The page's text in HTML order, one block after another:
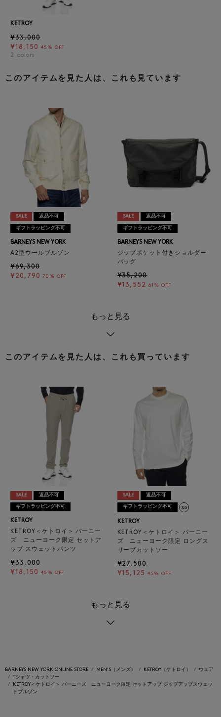
KETROY
¥33,000
¥18,150 45% OFF
2 colors
このアイテムを見た人は、これも見ています
SALE 返品不可
ギフトラッピング不可
BARNEYS NEW YORK
A2型ウールブルゾン
¥69,300
¥20,790 70% OFF
SALE 返品不可
ギフトラッピング不可
BARNEYS NEW YORK
ジップポケット付きショルダー
バッグ
¥35,200
¥13,552
61% OFF
もっと見る
このアイテムを見た人は、これも買っています
SALE 返品不可
ギフトラッピング不可
KETROY
KETROY＜ケトロイ＞ バーニー
ズ ニューヨーク限定 セットア
ップ スウェットパンツ
¥33,000
¥18,150 45% OFF
SALE 返品不可
ギフトラッピング不可
KETROY
KETROY＜ケトロイ＞ バーニー
ズ ニューヨーク限定 ロングス
リーブカットソー
¥27,500
¥15,125 45% OFF
もっと見る
BARNEYS NEW YORK ONLINE STORE MEN'S（メンズ） KETROY（ケトロイ）
ウェア
Tシャツ・カットソー
KETROY＜ケトロイ＞ バーニーズ ニューヨーク限定 セットアップ ジップアップスウェッ
トブルゾン